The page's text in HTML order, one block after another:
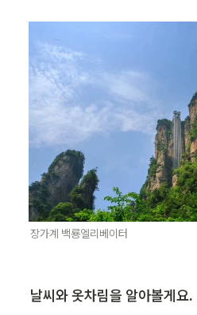
장가계 백룡엘리베이터
날씨와 옷차림을 알아볼게요.